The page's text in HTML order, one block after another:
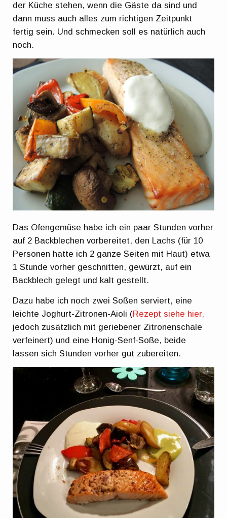
der Küche stehen, wenn die Gäste da sind und
dann muss auch alles zum richtigen Zeitpunkt
fertig sein. Und schmecken soll es natürlich auch
noch.
Das Ofengemüse habe ich ein paar Stunden vorher
auf 2 Backblechen vorbereitet, den Lachs (für 10
Personen hatte ich 2 ganze Seiten mit Haut) etwa
1 Stunde vorher geschnitten, gewürzt, auf ein
Backblech gelegt und kalt gestellt.
Dazu habe ich noch zwei Soßen serviert, eine
leichte Joghurt-Zitronen-Aioli (Rezept siehe hier,
jedoch zusätzlich mit geriebener Zitronenschale
verfeinert) und eine Honig-Senf-Soße, beide
lassen sich Stunden vorher gut zubereiten.